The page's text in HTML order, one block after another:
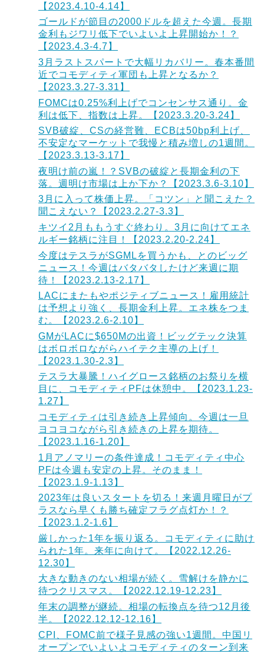
【2023.4.10-4.14】
ゴールドが節目の2000ドルを超えた今週。長期
金利もジワリ低下でいよいよ上昇開始か！？
【2023.4.3-4.7】
3月ラストスパートで大幅リカバリー。春本番間
近でコモディティ軍団も上昇となるか？
【2023.3.27-3.31】
FOMCは0.25%利上げでコンセンサス通り。金
利は低下、指数は上昇。【2023.3.20-3.24】
SVB破綻、CSの経営難、ECBは50bp利上げ、
不安定なマーケットで我慢と積み増しの1週間。
【2023.3.13-3.17】
夜明け前の嵐！？SVBの破綻と長期金利の下
落。週明け市場は上か下か？【2023.3.6-3.10】
3月に入って株価上昇。「コツン」と聞こえた？
聞こえない？【2023.2.27-3.3】
キツイ2月ももうすぐ終わり。3月に向けてエネ
ルギー銘柄に注目！【2023.2.20-2.24】
今度はテスラがSGMLを買うかも、とのビッグ
ニュース！今週はバタバタしたけど来週に期
待！【2023.2.13-2.17】
LACにまたもやポジティブニュース！雇用統計
は予想より強く、長期金利上昇。エネ株をつま
む。【2023.2.6-2.10】
GMがLACに$650Mの出資！ビッグテック決算
はボロボロながらハイテク主導の上げ！
【2023.1.30-2.3】
テスラ大暴騰！ハイグロース銘柄のお祭りを横
目に、コモディティPFは休憩中。【2023.1.23-
1.27】
コモディティは引き続き上昇傾向。今週は一旦
ヨコヨコながら引き続きの上昇を期待。
【2023.1.16-1.20】
1月アノマリーの条件達成！コモディティ中心
PFは今週も安定の上昇。そのまま！
【2023.1.9-1.13】
2023年は良いスタートを切る！来週月曜日がプ
ラスなら早くも勝ち確定フラグ点灯か！？
【2023.1.2-1.6】
厳しかった1年を振り返る。コモディティに助け
られた1年。来年に向けて。【2022.12.26-
12.30】
大きな動きのない相場が続く。雪解けを静かに
待つクリスマス。【2022.12.19-12.23】
年末の調整が継続。相場の転換点を待つ12月後
半。【2022.12.12-12.16】
CPI、FOMC前で様子見感の強い1週間。中国リ
オープンでいよいよコモディティのターン到来